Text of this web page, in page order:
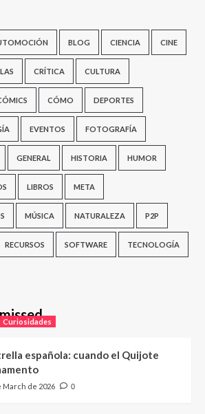
BLOG CIENCIA CINE
CRÍTICA CULTURA
CÓMO DEPORTES
EVENTOS FOTOGRAFÍA
GENERAL HISTORIA HUMOR
LIBROS META
MÚSICA NATURALEZA P2P
RECURSOS SOFTWARE TECNOLOGÍA
Curiosidades
española: cuando el Quijote
March de 2026 0